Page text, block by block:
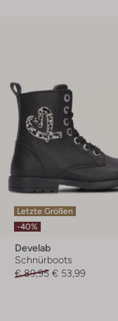
Letzte Größen
-40%
Develab
Schnürboots
€ 89,95 € 53,99